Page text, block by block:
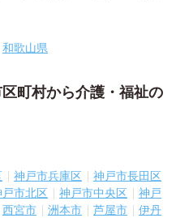
和歌山県
町村から介護・福祉の
神戸市兵庫区
神戸市長田区
戸市北区 神戸市中央区
神戸
西宮市 洲本市 芦屋市
伊丹